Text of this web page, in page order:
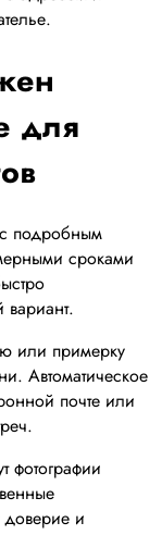
для
с подробным
сроками
вариант.
или примерку
Автоматическое
почте или
фотографии
доверие и